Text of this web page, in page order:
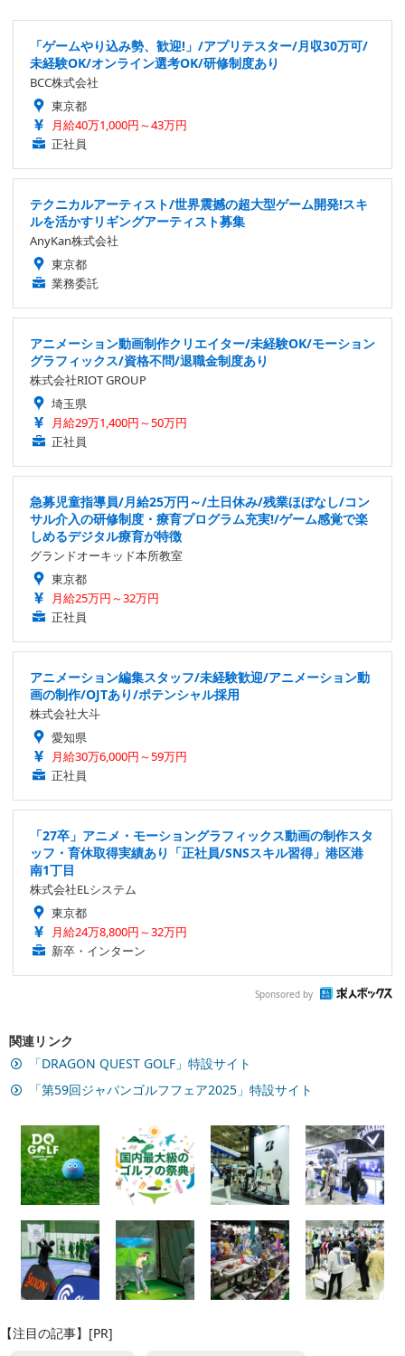
「ゲームやり込み勢、歓迎!」/アプリテスター/月収30万可/
未経験OK/オンライン選考OK/研修制度あり
BCC株式会社
東京都
月給40万1,000円～43万円
正社員
テクニカルアーティスト/世界震撼の超大型ゲーム開発!スキ
ルを活かすリギングアーティスト募集
AnyKan株式会社
東京都
業務委託
アニメーション動画制作クリエイター/未経験OK/モーション
グラフィックス/資格不問/退職金制度あり
株式会社RIOT GROUP
埼玉県
月給29万1,400円～50万円
正社員
急募児童指導員/月給25万円～/土日休み/残業ほぼなし/コン
サル介入の研修制度・療育プログラム充実!/ゲーム感覚で楽
しめるデジタル療育が特徴
グランドオーキッド本所教室
東京都
月給25万円～32万円
正社員
アニメーション編集スタッフ/未経験歓迎/アニメーション動
画の制作/OJTあり/ポテンシャル採用
株式会社大斗
愛知県
月給30万6,000円～59万円
正社員
「27卒」アニメ・モーショングラフィックス動画の制作スタ
ッフ・育休取得実績あり「正社員/SNSスキル習得」港区港
南1丁目
株式会社ELシステム
東京都
月給24万8,800円～32万円
新卒・インターン
Sponsored by
関連リンク
「DRAGON QUEST GOLF」特設サイト
「第59回ジャパンゴルフフェア2025」特設サイト
【注目の記事】[PR]